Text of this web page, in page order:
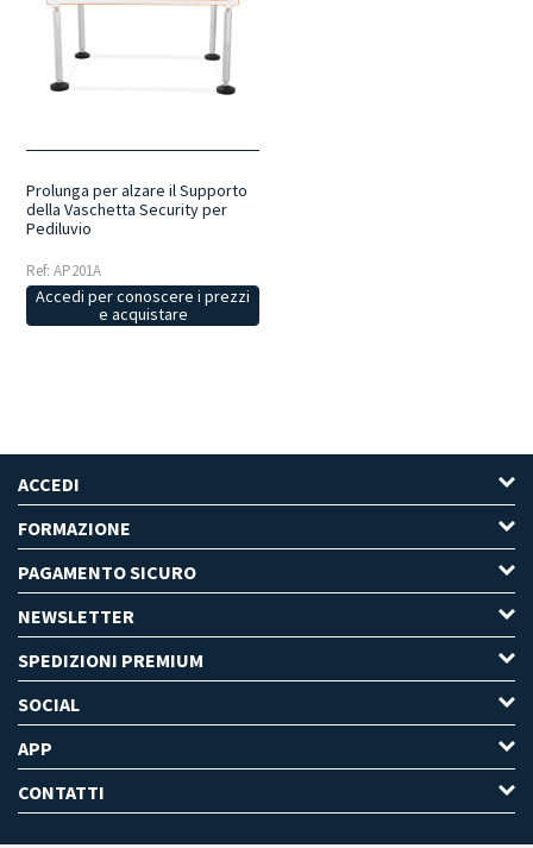
Prolunga per alzare il Supporto
della Vaschetta Security per
Pediluvio
Ref: AP201A
Accedi per conoscere i prezzi
e acquistare
ACCEDI
FORMAZIONE
PAGAMENTO SICURO
NEWSLETTER
SPEDIZIONI PREMIUM
SOCIAL
APP
CONTATTI